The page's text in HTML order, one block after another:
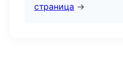
страница →